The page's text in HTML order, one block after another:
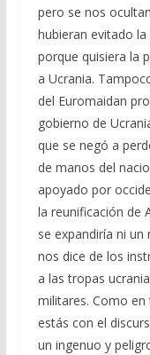
pero se nos
hubieran evitado
porque quisiera la
a Ucrania.
del Euromaidan
gobierno de
que se negó a
de manos del
apoyado por
la reunificación de
se expandiría ni
nos dice de los
a las tropas
militares. Como
estás con el
un ingenuo y